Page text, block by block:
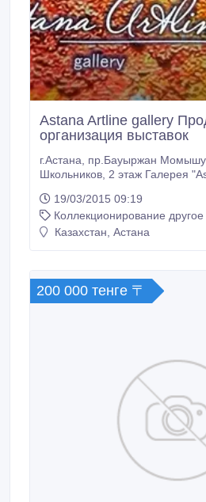
Astana Artline gallery
организация выставок
г.Астана, пр.Бауыржан
Школьников, 2 этаж Галерея
.Победители многочисленных
конкурсов.Участники
выставок.Члены Союза
19/03/2015 09:19
Коллекционирование другое
Казахстан, Астана
200 000 тенге 〒